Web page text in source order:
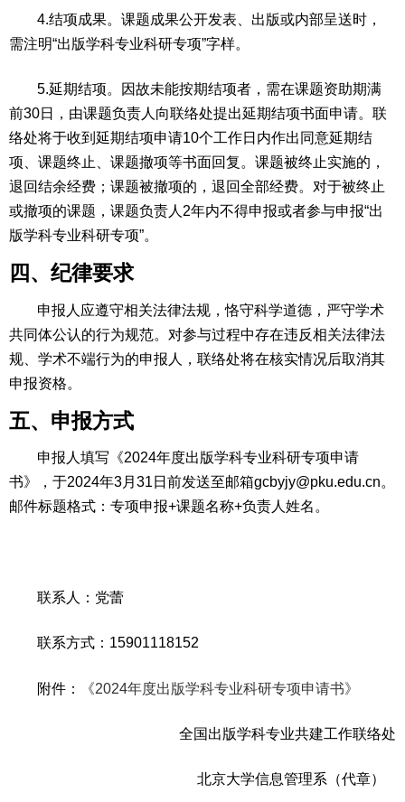
4.结项成果。课题成果公开发表、出版或内部呈送时，
需注明“出版学科专业科研专项”字样。
5.延期结项。因故未能按期结项者，需在课题资助期满
前30日，由课题负责人向联络处提出延期结项书面申请。联
络处将于收到延期结项申请10个工作日内作出同意延期结
项、课题终止、课题撤项等书面回复。课题被终止实施的，
退回结余经费；课题被撤项的，退回全部经费。对于被终止
或撤项的课题，课题负责人2年内不得申报或者参与申报“出
版学科专业科研专项”。
四、纪律要求
申报人应遵守相关法律法规，恪守科学道德，严守学术
共同体公认的行为规范。对参与过程中存在违反相关法律法
规、学术不端行为的申报人，联络处将在核实情况后取消其
申报资格。
五、申报方式
申报人填写《2024年度出版学科专业科研专项申请
书》，于2024年3月31日前发送至邮箱gcbyjy@pku.edu.cn。
邮件标题格式：专项申报+课题名称+负责人姓名。
联系人：党蕾
联系方式：15901118152
附件： 《2024年度出版学科专业科研专项申请书》
全国出版学科专业共建工作联络处
北京大学信息管理系（代章）